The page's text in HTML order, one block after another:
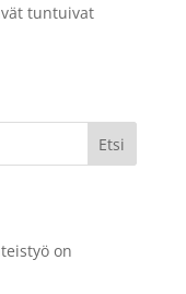
tuntuivat
Etsi
on